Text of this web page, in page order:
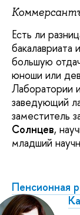
Есть ли
бакалавриата
большую
юноши или
Лаборатории
заведующий
заместитель
Солнцев,
младший
Пенсионная